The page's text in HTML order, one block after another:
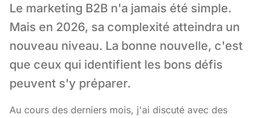
Le marketing B2B n'a jamais été simple.
Mais en 2026, sa complexité atteindra un
nouveau niveau. La bonne nouvelle, c'est
que ceux qui identifient les bons défis
peuvent s'y préparer.
Au cours des derniers mois, j'ai discuté avec des